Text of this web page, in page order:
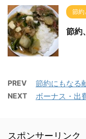
節約
節約
PREV 節約にもなる
NEXT ボーナス・出
スポンサーリンク